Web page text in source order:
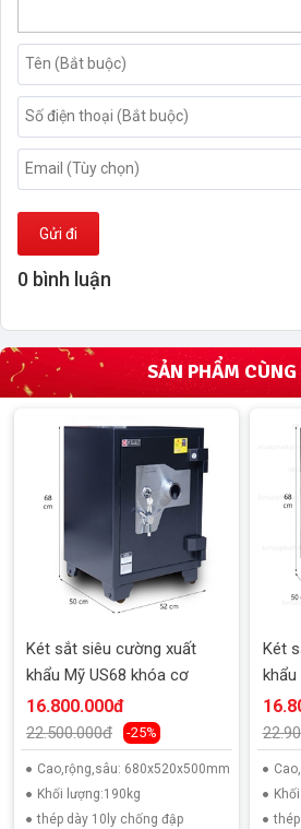
Gửi đi
0 bình luận
SẢN PHẨM
Két sắt siêu cường xuất
khẩu Mỹ US68 khóa cơ
16.800.000đ
22.500.000đ -25%
Cao,rộng,sâu: 680x520x500mm
Khối lượng:190kg
thép dày 10ly chống đập
Két